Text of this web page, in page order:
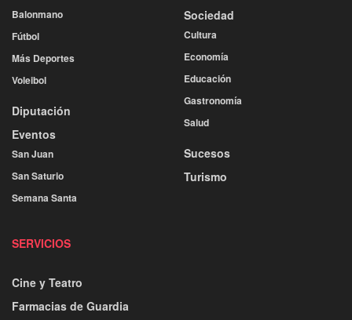
Balonmano
Fútbol
Más Deportes
Voleibol
Diputación
Eventos
San Juan
San Saturio
Semana Santa
Sociedad
Cultura
Economía
Educación
Gastronomía
Salud
Sucesos
Turismo
SERVICIOS
Cine y Teatro
Farmacias de Guardia